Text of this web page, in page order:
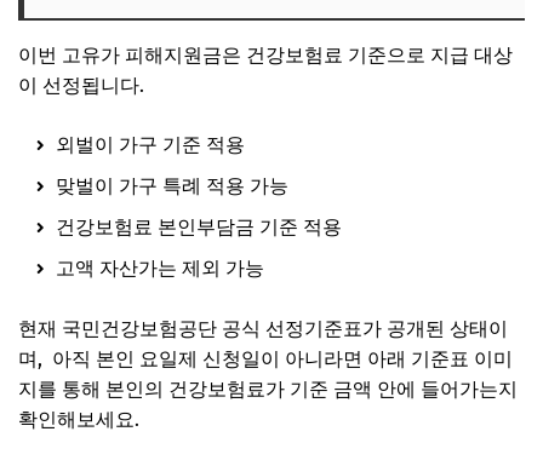
이번 고유가 피해지원금은 건강보험료 기준으로 지급 대상
이 선정됩니다.
외벌이 가구 기준 적용
맞벌이 가구 특례 적용 가능
건강보험료 본인부담금 기준 적용
고액 자산가는 제외 가능
현재 국민건강보험공단 공식 선정기준표가 공개된 상태이
며, 아직 본인 요일제 신청일이 아니라면 아래 기준표 이미
지를 통해 본인의 건강보험료가 기준 금액 안에 들어가는지
확인해보세요.